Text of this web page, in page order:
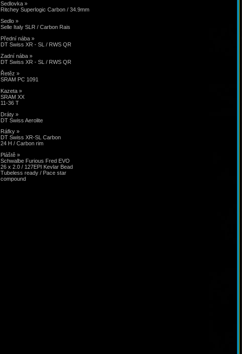
Sedlovka »
Ritchey Superlogic Carbon / 34.9mm
Sedlo »
Selle Italy SLR / Carbon Rais
Přední nába »
DT Swiss XR - SL / RWS QR
Zadní nába »
DT Swiss XR - SL / RWS QR
Řetěz »
SRAM PC 1091
Kazeta »
SRAM XX
11-36 T
Dráty »
DT Swiss Aerolite
Ráfky »
DT Swiss XR-SL Carbon
24 H / Carbon rim
Pláště »
Schwalbe Furious Fred EVO
26 x 2.0 / 127EPI Kevlar Bead
Tubeless ready / Pace star
compound